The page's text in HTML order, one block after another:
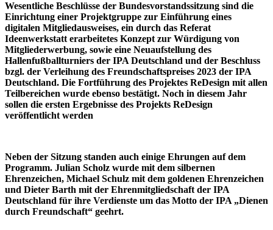
Wesentliche Beschlüsse der Bundesvorstandssitzung sind die
Einrichtung einer Projektgruppe zur Einführung eines
digitalen Mitgliedausweises, ein durch das Referat
Ideenwerkstatt erarbeitetes Konzept zur Würdigung von
Mitgliederwerbung, sowie eine Neuaufstellung des
Hallenfußballturniers der IPA Deutschland und der Beschluss
bzgl. der Verleihung des Freundschaftspreises 2023 der IPA
Deutschland. Die Fortführung des Projektes ReDesign mit allen
Teilbereichen wurde ebenso bestätigt. Noch in diesem Jahr
sollen die ersten Ergebnisse des Projekts ReDesign
veröffentlicht werden
Neben der Sitzung standen auch einige Ehrungen auf dem
Programm. Julian Scholz wurde mit dem silbernen
Ehrenzeichen, Michael Schulz mit dem goldenen Ehrenzeichen
und Dieter Barth mit der Ehrenmitgliedschaft der IPA
Deutschland für ihre Verdienste um das Motto der IPA „Dienen
durch Freundschaft“ geehrt.